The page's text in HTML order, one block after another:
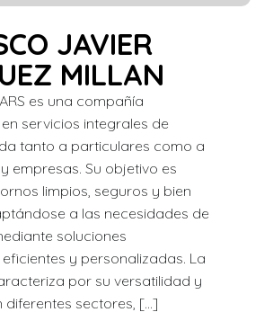
JAVIER
MILLAN
es una compañía
servicios integrales de
tanto a particulares como a
empresas. Su objetivo es
limpios, seguros y bien
a las necesidades de
soluciones
y personalizadas. La
por su versatilidad y
diferentes sectores, […]